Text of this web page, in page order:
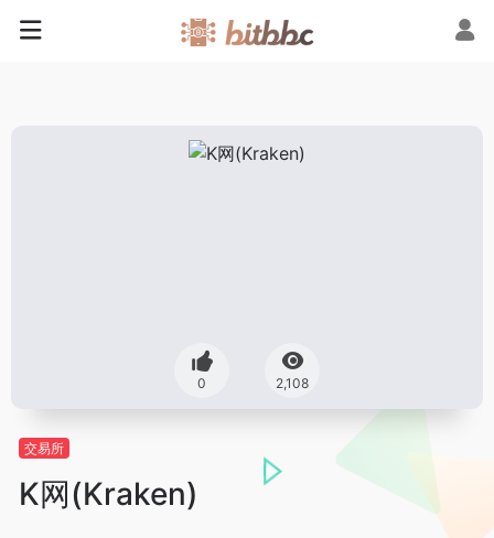
0 2,108
交易所
K网(Kraken)